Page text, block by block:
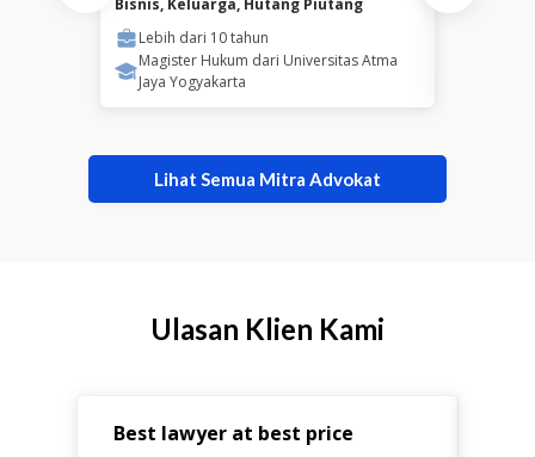
Bisnis, Keluarga, Hutang Piutang
Lebih dari 10tahun
Magister Hukum dari Universitas Atma
Jaya Yogyakarta
Lihat Semua Mitra Advokat
Ulasan Klien Kami
Best lawyer at best price